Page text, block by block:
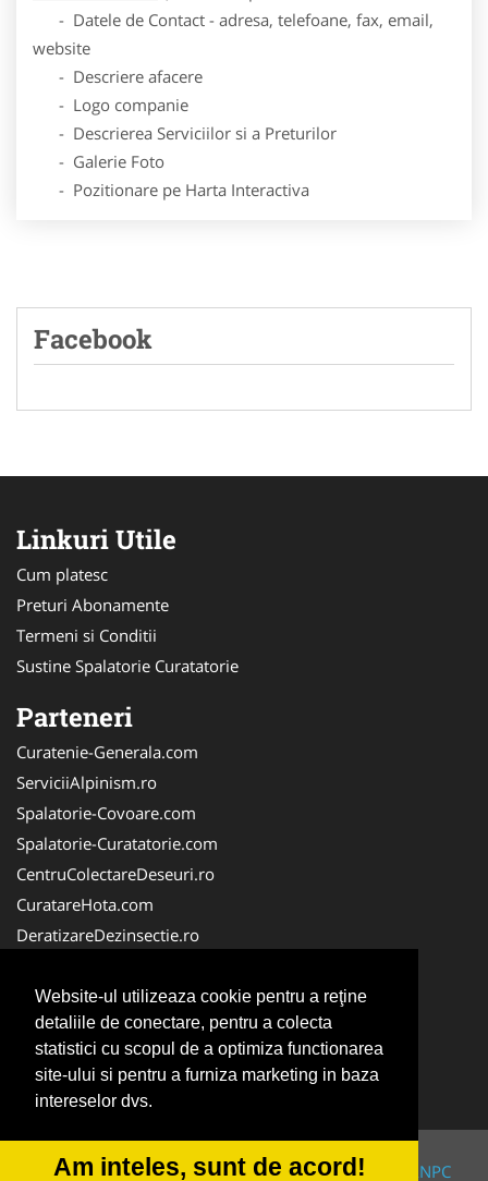
Website-ul utilizeaza cookie pentru a reţine
detaliile de conectare, pentru a colecta
statistici cu scopul de a optimiza functionarea
site-ului si pentru a furniza marketing in baza
intereselor dvs.
Am inteles, sunt de acord!
- Datele de Contact - adresa, telefoane, fax, email,
website
- Descriere afacere
- Logo companie
- Descrierea Serviciilor si a Preturilor
- Galerie Foto
- Pozitionare pe Harta Interactiva
Facebook
Linkuri Utile
Cum platesc
Preturi Abonamente
Termeni si Conditii
Sustine Spalatorie Curatatorie
Parteneri
Curatenie-Generala.com
ServiciiAlpinism.ro
Spalatorie-Covoare.com
Spalatorie-Curatatorie.com
CentruColectareDeseuri.ro
CuratareHota.com
DeratizareDezinsectie.ro
ColectareDeseuriMedicale.com
FirmaDeratizare.ro
Service-Reparatii.com
Servicii-DDD.com
© 2014-2026 Powered byVilonMedia&TekaBility ANPC